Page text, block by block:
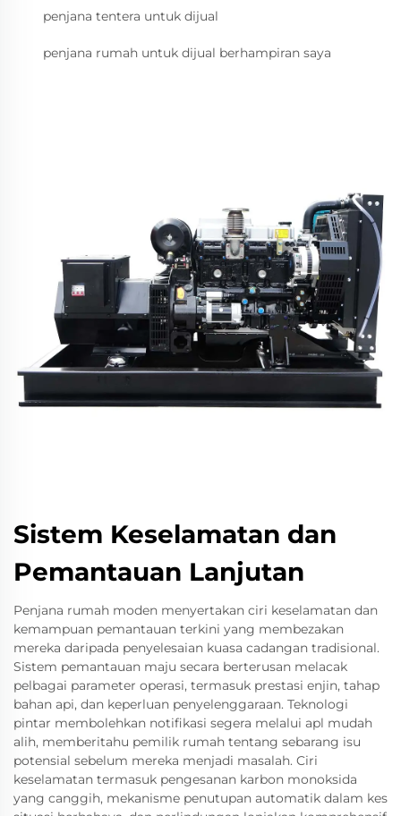
penjana tentera untuk dijual
penjana rumah untuk dijual berhampiran saya
Sistem Keselamatan dan
Pemantauan Lanjutan
Penjana rumah moden menyertakan ciri keselamatan dan
kemampuan pemantauan terkini yang membezakan
mereka daripada penyelesaian kuasa cadangan tradisional.
Sistem pemantauan maju secara berterusan melacak
pelbagai parameter operasi, termasuk prestasi enjin, tahap
bahan api, dan keperluan penyelenggaraan. Teknologi
pintar membolehkan notifikasi segera melalui apl mudah
alih, memberitahu pemilik rumah tentang sebarang isu
potensial sebelum mereka menjadi masalah. Ciri
keselamatan termasuk pengesanan karbon monoksida
yang canggih, mekanisme penutupan automatik dalam kes